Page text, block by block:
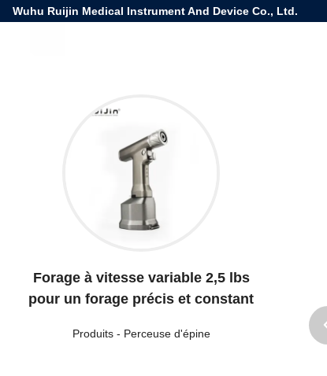
Wuhu Ruijin Medical Instrument And Device Co., Ltd.
Forage à vitesse variable 2,5 lbs
pour un forage précis et constant
Produits- Perceuse d'épine